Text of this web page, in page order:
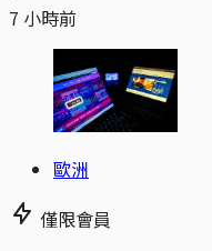
7 小時前
歐洲
僅限會員